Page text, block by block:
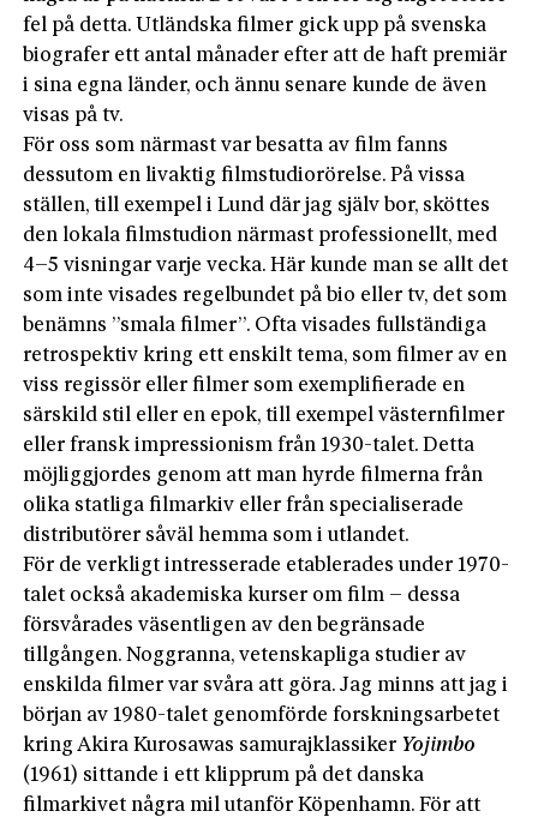
fel på detta. Utländska filmer gick upp på svenska
biografer ett antal månader efter att de haft premiär
i sina egna länder, och ännu senare kunde de även
visas på tv.
För oss som närmast var besatta av film fanns
dessutom en livaktig filmstudiorörelse. På vissa
ställen, till exempel i Lund där jag själv bor, sköttes
den lokala filmstudion närmast professionellt, med
4–5 visningar varje vecka. Här kunde man se allt det
som inte visades regelbundet på bio eller tv, det som
benämns ”smala filmer”. Ofta visades fullständiga
retrospektiv kring ett enskilt tema, som filmer av en
viss regissör eller filmer som exemplifierade en
särskild stil eller en epok, till exempel västernfilmer
eller fransk impressionism från 1930-talet. Detta
möjliggjordes genom att man hyrde filmerna från
olika statliga filmarkiv eller från specialiserade
distributörer såväl hemma som i utlandet.
För de verkligt intresserade etablerades under 1970-
talet också akademiska kurser om film – dessa
försvårades väsentligen av den begränsade
tillgången. Noggranna, vetenskapliga studier av
enskilda filmer var svåra att göra. Jag minns att jag i
början av 1980-talet genomförde forskningsarbetet
kring Akira Kurosawas samurajklassiker Yojimbo
(1961) sittande i ett klipprum på det danska
filmarkivet några mil utanför Köpenhamn. För att